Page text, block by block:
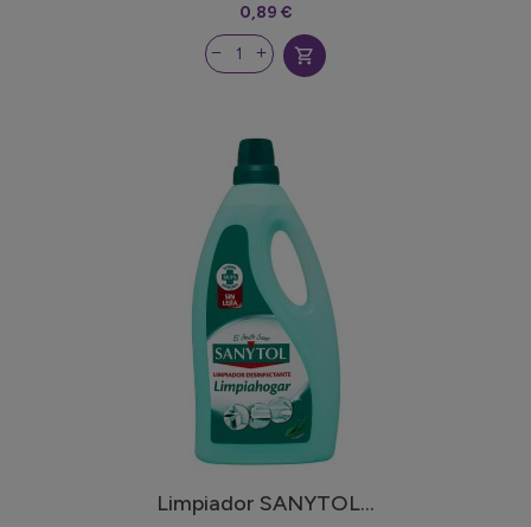
0,89 €
shopping_cart
Limpiador SANYTOL...